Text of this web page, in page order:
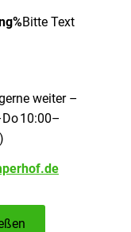
Bitte Text
weiter –
10:00–